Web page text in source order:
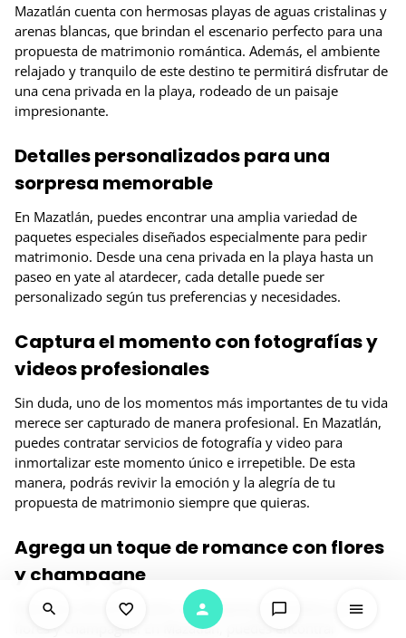
Mazatlán cuenta con hermosas playas de aguas cristalinas y
arenas blancas, que brindan el escenario perfecto para una
propuesta de matrimonio romántica. Además, el ambiente
relajado y tranquilo de este destino te permitirá disfrutar de
una cena privada en la playa, rodeado de un paisaje
impresionante.
Detalles personalizados para una
sorpresa memorable
En Mazatlán, puedes encontrar una amplia variedad de
paquetes especiales diseñados especialmente para pedir
matrimonio. Desde una cena privada en la playa hasta un
paseo en yate al atardecer, cada detalle puede ser
personalizado según tus preferencias y necesidades.
Captura el momento con fotografías y
videos profesionales
Sin duda, uno de los momentos más importantes de tu vida
merece ser capturado de manera profesional. En Mazatlán,
puedes contratar servicios de fotografía y video para
inmortalizar este momento único e irrepetible. De esta
manera, podrás revivir la emoción y la alegría de tu
propuesta de matrimonio siempre que quieras.
Agrega un toque de romance con flores
y champagne
Nada dice «te amo» como una sorpresa romántica con
flores y champagne. En Mazatlán, puedes encontrar